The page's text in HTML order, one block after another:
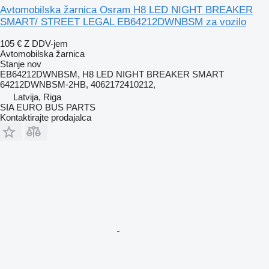
Avtomobilska žarnica Osram H8 LED NIGHT BREAKER
SMART/ STREET LEGAL EB64212DWNBSM za vozilo
105 € Z DDV-jem
Avtomobilska žarnica
Stanje nov
EB64212DWNBSM, H8 LED NIGHT BREAKER SMART
64212DWNBSM-2HB, 4062172410212,
Latvija, Riga
SIA EURO BUS PARTS
Kontaktirajte prodajalca